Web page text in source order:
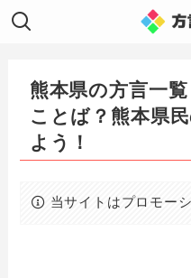
熊本県の方言一
ことば？熊本県
よう！
当サイトはプロモー